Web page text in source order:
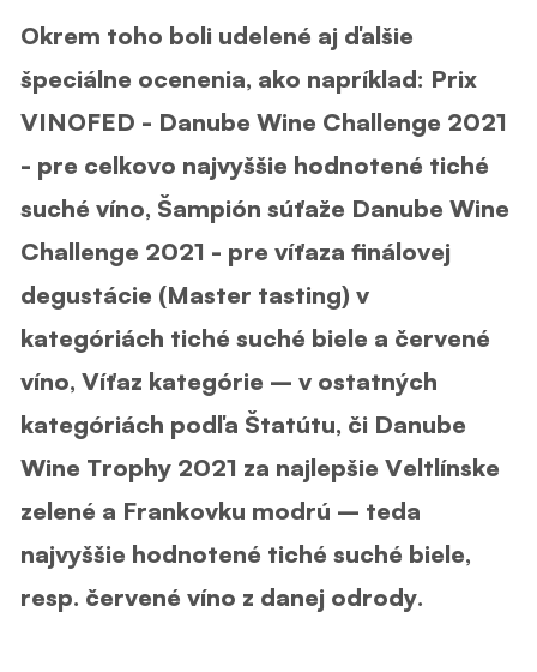
Okrem toho boli udelené aj ďalšie
špeciálne ocenenia, ako napríklad: Prix
VINOFED - Danube Wine Challenge 2021
- pre celkovo najvyššie hodnotené tiché
suché víno, Šampión súťaže Danube Wine
Challenge 2021 - pre víťaza finálovej
degustácie (Master tasting) v
kategóriách tiché suché biele a červené
víno, Víťaz kategórie – v ostatných
kategóriách podľa Štatútu, či Danube
Wine Trophy 2021 za najlepšie Veltlínske
zelené a Frankovku modrú – teda
najvyššie hodnotené tiché suché biele,
resp. červené víno z danej odrody.